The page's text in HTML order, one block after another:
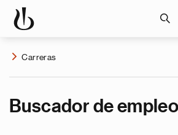
Carreras
Buscador de empleo